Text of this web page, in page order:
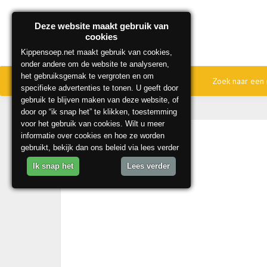
Home Onze beste recepten Zoek naar
Deze website maakt gebruik van
cookies
Kippensoep.net maakt gebruik van cookies,
onder andere om de website te analyseren,
het gebruiksgemak te vergroten en om
specifieke advertenties te tonen. U geeft door
gebruik te blijven maken van deze website, of
door op “ik snap het” te klikken, toestemming
voor het gebruik van cookies. Wilt u meer
informatie over cookies en hoe ze worden
gebruikt, bekijk dan ons beleid via lees verder
Ik snap het Lees verder